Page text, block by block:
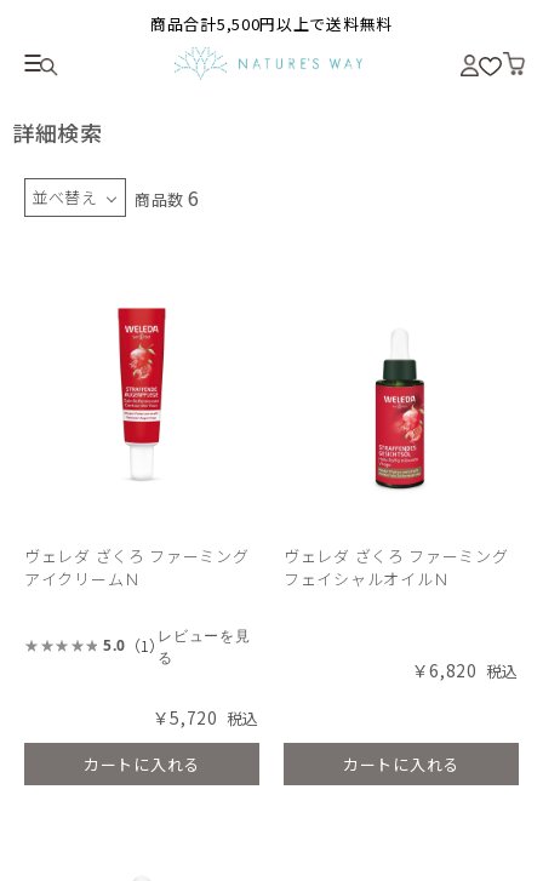
商品合計5,500円以上で送料無料
詳細検索
並べ替え 商品数 6
ヴェレダ ざくろ ファーミング
アイクリームＮ
5.0 （1） レビューを見
る
￥5,720
カートに入れる
ヴェレダ ざくろ ファーミング
フェイシャルオイルＮ
￥6,820
カートに入れる